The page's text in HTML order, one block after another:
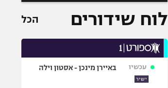
לוח שידורים הכל
עכשיו
ישיר
באיירן מינכן - אסטון וילה